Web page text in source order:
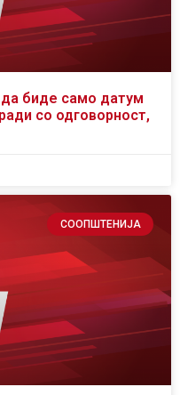
биде само датум
со одговорност,
СООПШТЕНИЈА